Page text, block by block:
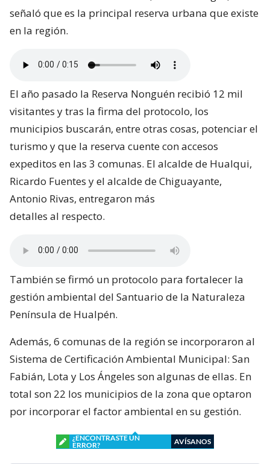
señaló que es la principal reserva urbana que existe
en la región.
El año pasado la Reserva Nonguén recibió 12 mil
visitantes y tras la firma del protocolo, los
municipios buscarán, entre otras cosas, potenciar el
turismo y que la reserva cuente con accesos
expeditos en las 3 comunas. El alcalde de Hualqui,
Ricardo Fuentes y el alcalde de Chiguayante,
Antonio Rivas, entregaron más
detalles al respecto.
También se firmó un protocolo para fortalecer la
gestión ambiental del Santuario de la Naturaleza
Península de Hualpén.
Además, 6 comunas de la región se incorporaron al
Sistema de Certificación Ambiental Municipal: San
Fabián, Lota y Los Ángeles son algunas de ellas. En
total son 22 los municipios de la zona que optaron
por incorporar el factor ambiental en su gestión.
¿ENCONTRASTE UN
ERROR?
AVÍSANOS